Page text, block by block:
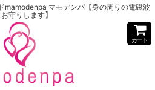
mamodenpa マモデンパ【身の周りの電磁波
守りします】
カート